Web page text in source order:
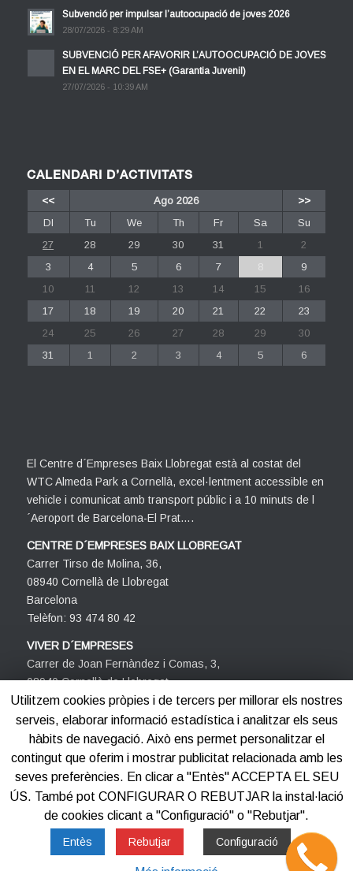
Subvenció per impulsar l’autoocupació de joves 2026
28/07/2026 - 8:29 AM
SUBVENCIÓ PER AFAVORIR L’AUTOOCUPACIÓ DE JOVES
EN EL MARC DEL FSE+ (Garantia Juvenil)
27/07/2026 - 10:39 AM
CALENDARI D’ACTIVITATS
<< Ago 2026
>>
Dl
Tu We Th Fr Sa
Su
27
28 29 30 31 1
2
3
4 5 6 7 8
9
10
11 12 13 14 15
16
17
18 19 20 21 22
23
24
25 26 27 28 29
30
31
1 2 3 4 5 6
El Centre d´Empreses Baix Llobregat està al costat del
WTC Almeda Park a Cornellà, excel·lentment accessible en
vehicle i comunicat amb transport públic i a 10 minuts de l
´Aeroport de Barcelona-El Prat….
CENTRE D´EMPRESES BAIX LLOBREGAT
Carrer Tirso de Molina, 36,
08940 Cornellà de Llobregat
Barcelona
Telèfon: 93 474 80 42
VIVER D´EMPRESES
Carrer de Joan Fernàndez i Comas, 3,
08940 Cornellà de Llobregat
Barcelona
Telèfon: 93 474 80 42
©2012-2025 Centre d'Empreses PROCORNELLÀ
Utilitzem cookies pròpies i de tercers per millorar els nostres
serveis, elaborar informació estadística i analitzar els seus
hàbits de navegació. Això ens permet personalitzar el
contingut que oferim i mostrar publicitat relacionada amb les
seves preferències. En clicar a "Entès" ACCEPTA EL SEU
ÚS. També pot CONFIGURAR O REBUTJAR la instal·lació
de cookies clicant a "Configuració" o "Rebutjar".
Entès Rebutjar Configuració